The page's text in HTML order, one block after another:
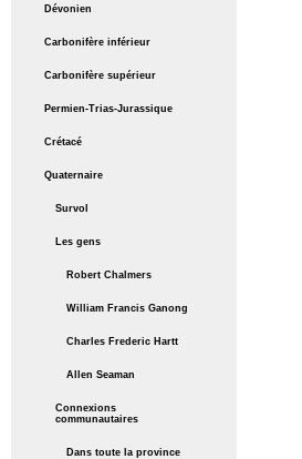
Dévonien
Carbonifère inférieur
Carbonifère supérieur
Permien-Trias-Jurassique
Crétacé
Quaternaire
Survol
Les gens
Robert Chalmers
William Francis Ganong
Charles Frederic Hartt
Allen Seaman
Connexions
communautaires
Dans toute la province